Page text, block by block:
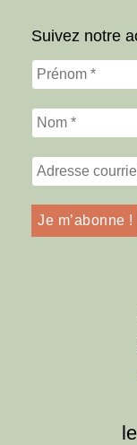
Suivez notre